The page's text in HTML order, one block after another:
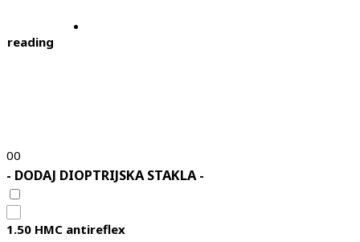
reading
00
- DODAJ DIOPTRIJSKA STAKLA -
1.50 HMC antireflex